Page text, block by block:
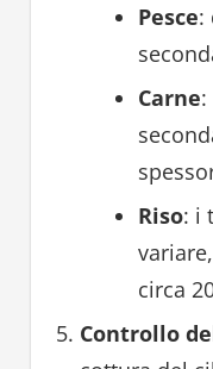
Pesce:
Carne
Riso: i
circa
Controllo